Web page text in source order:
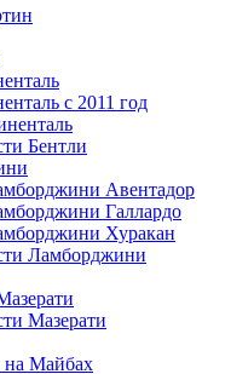
с 2011 год
Бентли
Авентадор
Галлардо
Хуракан
Ламборджини
Мазерати
на Майбах